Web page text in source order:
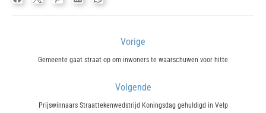
navigatie
Vorige
Previous
Gemeente gaat straat op om inwoners te waarschuwen voor hitte
Volgende
Next
Prijswinnaars Straattekenwedstrijd Koningsdag gehuldigd in Velp